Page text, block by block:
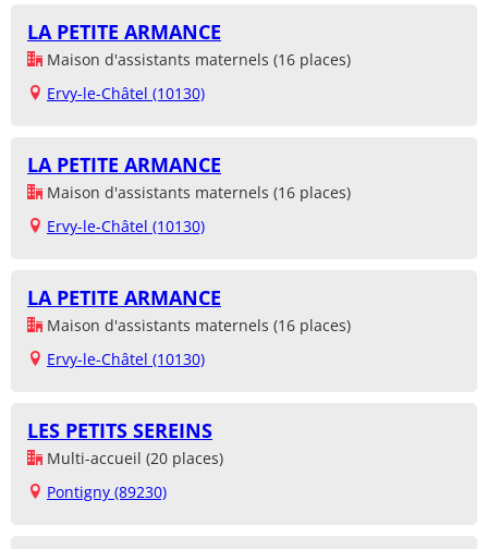
LA PETITE ARMANCE
Maison d'assistants maternels (16 places)
Ervy-le-Châtel (10130)
LA PETITE ARMANCE
Maison d'assistants maternels (16 places)
Ervy-le-Châtel (10130)
LA PETITE ARMANCE
Maison d'assistants maternels (16 places)
Ervy-le-Châtel (10130)
LES PETITS SEREINS
Multi-accueil (20 places)
Pontigny (89230)